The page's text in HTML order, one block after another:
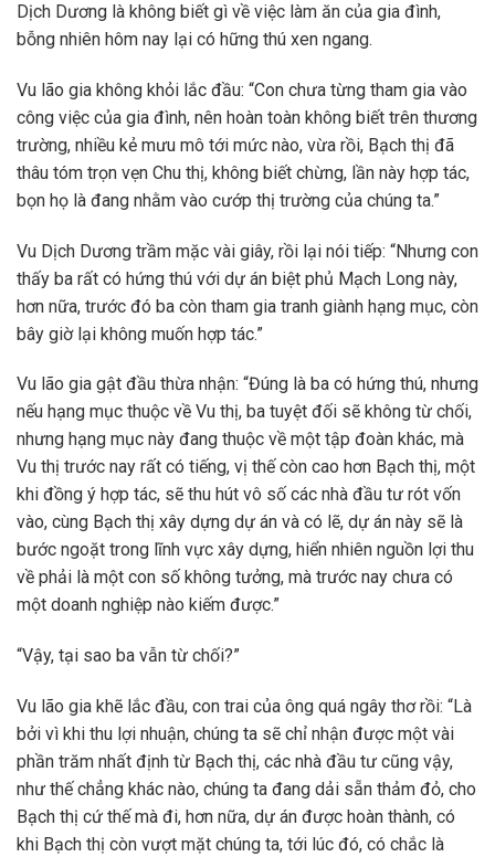
Dịch Dương là không biết gì về việc làm ăn của gia đình,
bỗng nhiên hôm nay lại có hững thú xen ngang.
Vu lão gia không khỏi lắc đầu: “Con chưa từng tham gia vào
công việc của gia đình, nên hoàn toàn không biết trên thương
trường, nhiều kẻ mưu mô tới mức nào, vừa rồi, Bạch thị đã
thâu tóm trọn vẹn Chu thị, không biết chừng, lần này hợp tác,
bọn họ là đang nhằm vào cướp thị trường của chúng ta.”
Vu Dịch Dương trầm mặc vài giây, rồi lại nói tiếp: “Nhưng con
thấy ba rất có hứng thú với dự án biệt phủ Mạch Long này,
hơn nữa, trước đó ba còn tham gia tranh giành hạng mục, còn
bây giờ lại không muốn hợp tác.”
Vu lão gia gật đầu thừa nhận: “Đúng là ba có hứng thú, nhưng
nếu hạng mục thuộc về Vu thị, ba tuyệt đối sẽ không từ chối,
nhưng hạng mục này đang thuộc về một tập đoàn khác, mà
Vu thị trước nay rất có tiếng, vị thế còn cao hơn Bạch thị, một
khi đồng ý hợp tác, sẽ thu hút vô số các nhà đầu tư rót vốn
vào, cùng Bạch thị xây dựng dự án và có lẽ, dự án này sẽ là
bước ngoặt trong lĩnh vực xây dựng, hiển nhiên nguồn lợi thu
về phải là một con số không tưởng, mà trước nay chưa có
một doanh nghiệp nào kiếm được.”
“Vậy, tại sao ba vẫn từ chối?”
Vu lão gia khẽ lắc đầu, con trai của ông quá ngây thơ rồi: “Là
bởi vì khi thu lợi nhuận, chúng ta sẽ chỉ nhận được một vài
phần trăm nhất định từ Bạch thị, các nhà đầu tư cũng vậy,
như thế chẳng khác nào, chúng ta đang dải sẵn thảm đỏ, cho
Bạch thị cứ thế mà đi, hơn nữa, dự án được hoàn thành, có
khi Bạch thị còn vượt mặt chúng ta, tới lúc đó, có chắc là